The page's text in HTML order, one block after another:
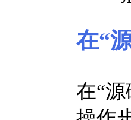
在“
在“